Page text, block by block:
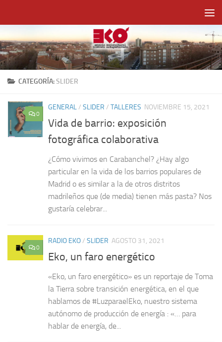
CATEGORÍA:SLIDER
0
GENERAL/ SLIDER / TALLERES NOVIEMBRE 15, 2021
Vida de barrio: exposición
fotográfica colaborativa
¿Cómo vivimos en Carabanchel? ¿Hay algo
particular en la vida de los barrios populares de
Madrid o es similar a la de otros distritos
madrileños que (de media) tienen más pasta? Nos
gustaría celebrar...
0
RADIO EKO/ SLIDER AGOSTO 31, 2021
Eko, un faro energético
«Eko, un faro energético» es un reportaje de Toma
la Tierra sobre transición energética, en el que
hablamos de #LuzparaelEko, nuestro sistema
autónomo de producción de energía : «… para
hablar de energía, de...